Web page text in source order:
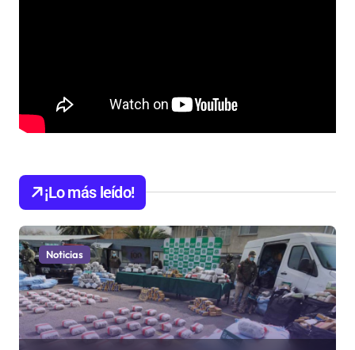
¡Lo más leído!
Noticias